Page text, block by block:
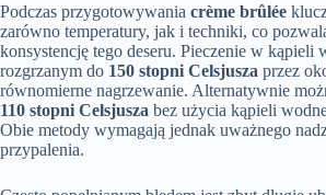
Podczas przygotowywania crème brûlée
zarówno temperatury, jak i techniki, co
konsystencję tego deseru. Pieczenie w kąpieli
rozgrzanym do 150 stopni Celsjusza przez
równomierne nagrzewanie. Alternatywnie
110 stopni Celsjusza bez użycia kąpieli
Obie metody wymagają jednak uważnego
przypalenia.